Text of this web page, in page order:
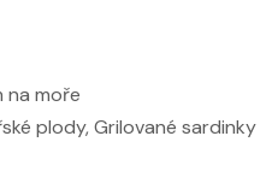
na moře
plody, Grilované sardinky